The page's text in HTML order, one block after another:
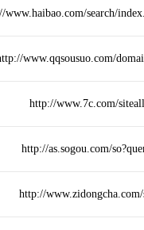
www.haibao.com/search/
www.qqsousuo.com/
http://www.7c.com/
http://as.sogou.com/
http://